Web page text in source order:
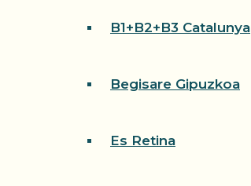
B1+B2+B3 Catalunya
Begisare Gipuzkoa
Es Retina